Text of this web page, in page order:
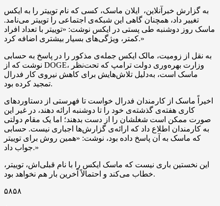
به گزارش خبرآنلاین، ایلان ماسک، کسی که نام توییتر را به ایکس
تغییر داد، همچنان گاهی این شبکه‌ی اجتماعی را توییتر می‌نامد.
ماسک روز دوشنبه طی پستی در ایکس نوشت: «توییتر با تعداد افراد
کمتر، ویژگی‌های بسیار بیشتری اضافه کرد.»
به نقل از زومیت، مالک ایکس جمله‌ی مذکور را در پاسخ به حسابی
نوشت که از DOGE، وزارت بهره‌وری دولت ترامپ که تحت‌نظر
ماسک است، به‌دلیل تلاش‌هایش برای کاهش نیروی کار فدرال
تمجید کرده بود.
اخیراً ماسک از کارمندان فدرال خواست تا فهرستی از دستاوردهای
کاری هفته‌ی گذشته‌ی خود را تا دوشنبه ارائه دهند، در غیر این
صورت ممکن است شغلشان را از دست بدهند؛ اما یک مقام دولتی
به کارمندان اطلاع داد که ارائه‌ی گزارش‌ها اجباری نیست. حسابی
که ماسک به آن پاسخ داده بود، نوشت: «همین روش برای توییتر
جواب داد.»
این نخستین باری نیست که ماسک ایکس را با نام قبلی‌اش، توییتر،
خطاب می‌کند و احتمالاً آخرین بار هم نخواهد بود.
۵۸۵۸